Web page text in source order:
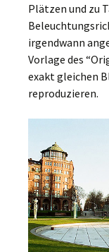
Plätzen und zu
irgendwann
Vorlage des
exakt gleichen
reproduzieren.